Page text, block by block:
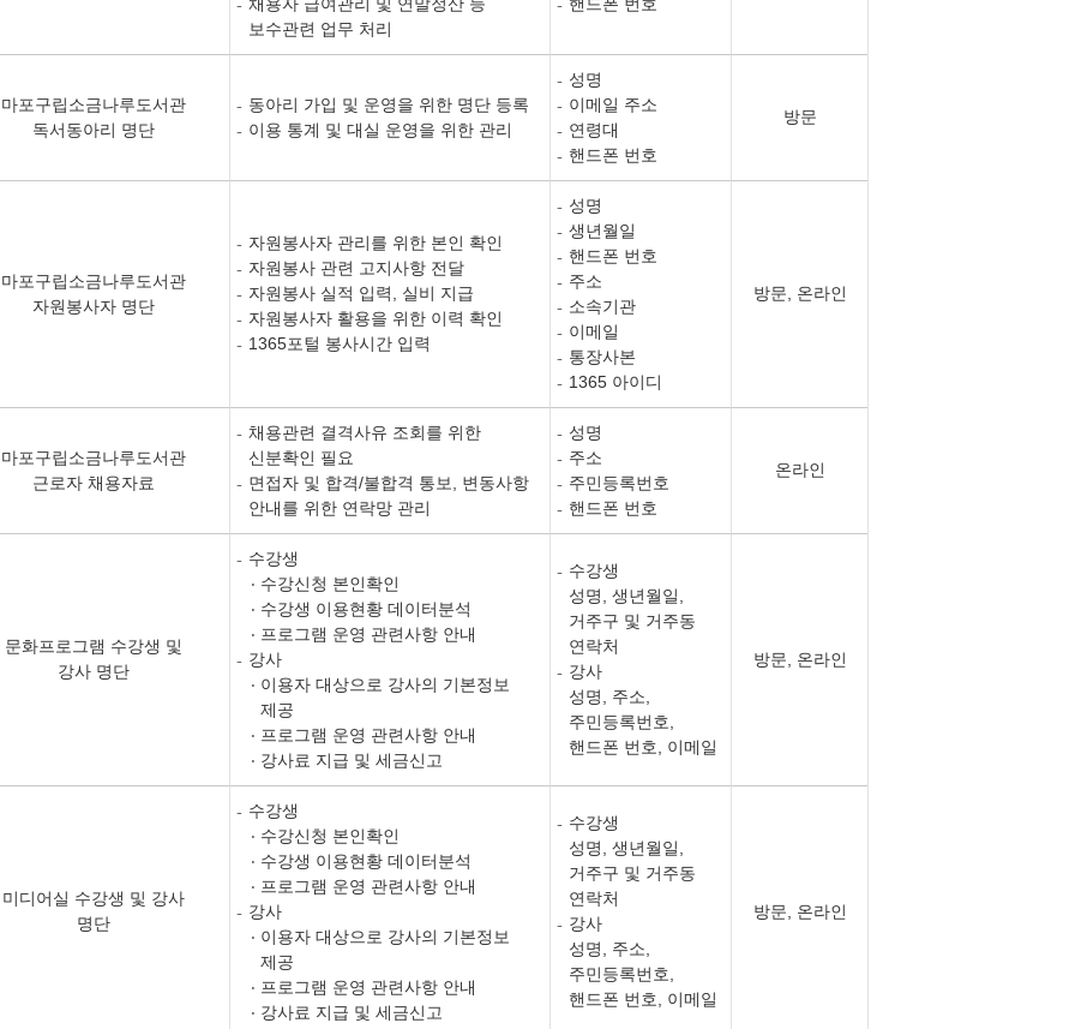
보수관련 업무 처리
마포구립소금나루도서관
독서동아리 명단
동아리 가입 및 운영을 위한 명단 등록
이용 통계 및 대실 운영을 위한 관리
성명
이메일 주소
연령대
핸드폰 번호
방문
마포구립소금나루도서관
자원봉사자 명단
자원봉사자 관리를 위한 본인 확인
자원봉사 관련 고지사항 전달
자원봉사 실적 입력, 실비 지급
자원봉사자 활용을 위한 이력 확인
1365포털 봉사시간 입력
성명
생년월일
핸드폰 번호
주소
소속기관
이메일
통장사본
1365 아이디
방문, 온라인
마포구립소금나루도서관
근로자 채용자료
채용관련 결격사유 조회를 위한
신분확인 필요
면접자 및 합격/불합격 통보, 변동사항
안내를 위한 연락망 관리
성명
주소
주민등록번호
핸드폰 번호
온라인
문화프로그램 수강생 및
강사 명단
수강생
수강신청 본인확인
수강생 이용현황 데이터분석
프로그램 운영 관련사항 안내
강사
이용자 대상으로 강사의 기본정보
제공
프로그램 운영 관련사항 안내
강사료 지급 및 세금신고
수강생
성명, 생년월일,
거주구 및 거주동
연락처
강사
성명, 주소,
주민등록번호,
핸드폰 번호, 이메일
방문, 온라인
미디어실 수강생 및 강사
명단
수강생
수강신청 본인확인
수강생 이용현황 데이터분석
프로그램 운영 관련사항 안내
강사
이용자 대상으로 강사의 기본정보
제공
프로그램 운영 관련사항 안내
강사료 지급 및 세금신고
수강생
성명, 생년월일,
거주구 및 거주동
연락처
강사
성명, 주소,
주민등록번호,
핸드폰 번호, 이메일
방문, 온라인